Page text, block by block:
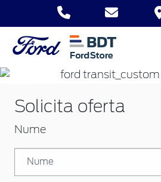
Solicita oferta
Nume